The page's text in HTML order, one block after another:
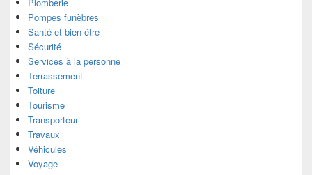
Plomberie
Pompes funèbres
Santé et bien-être
Sécurité
Services à la personne
Terrassement
Toiture
Tourisme
Transporteur
Travaux
Véhicules
Voyage